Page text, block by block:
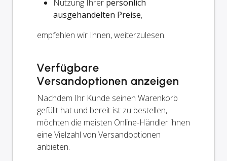
Nutzung Ihrer persönlich
ausgehandelten Preise,
empfehlen wir Ihnen, weiterzulesen.
Verfügbare
Versandoptionen anzeigen
Nachdem Ihr Kunde seinen Warenkorb
gefüllt hat und bereit ist zu bestellen,
möchten die meisten Online-Händler ihnen
eine Vielzahl von Versandoptionen
anbieten.